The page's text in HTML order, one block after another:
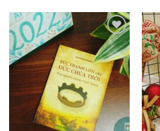
Thêm wishlist